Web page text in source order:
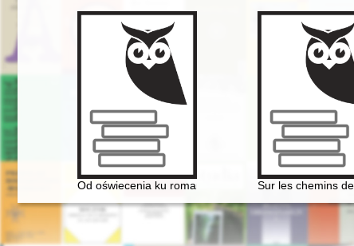
Od oświecenia ku romantyzmowi i dalej... Autorzy,
Sur les chemins